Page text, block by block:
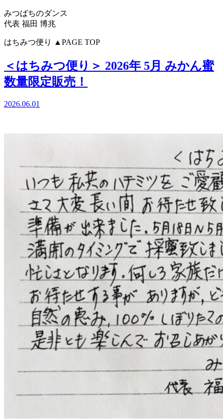
みつばちのダンス
代表 福田 博兆
はちみつ便り ▲PAGE TOP
＜はちみつ便り＞ 2026年 5月 みかん蜜
数量限定販売！
2026.06.01